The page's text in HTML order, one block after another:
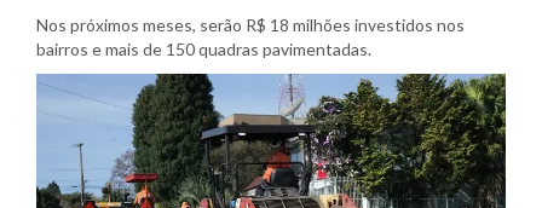
Nos próximos meses, serão R$ 18 milhões investidos nos
bairros e mais de 150 quadras pavimentadas.